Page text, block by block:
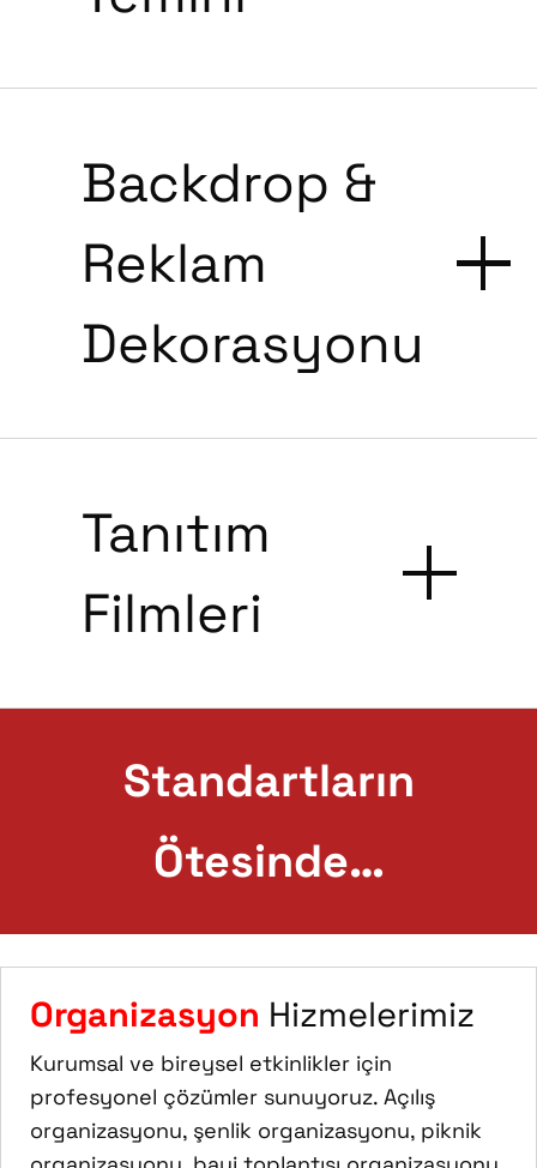
Backdrop &
Reklam
Dekorasyonu
Tanıtım
Filmleri
Standartların
Ötesinde…
Organizasyon Hizmelerimiz
Kurumsal ve bireysel etkinlikler için
profesyonel çözümler sunuyoruz. Açılış
organizasyonu, şenlik organizasyonu, piknik